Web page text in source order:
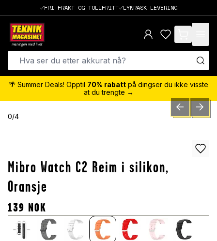
FRI FRAKT OG TOLLFRITT LYNRASK LEVERING
items in cart,
🌴 Summer Deals! Opptil 70% rabatt på dingser du ikke visste
at du trengte →
0/4 PREVIOUSNEXT
Mibro Watch C2 Reim i silikon,
Oransje
139 NOK